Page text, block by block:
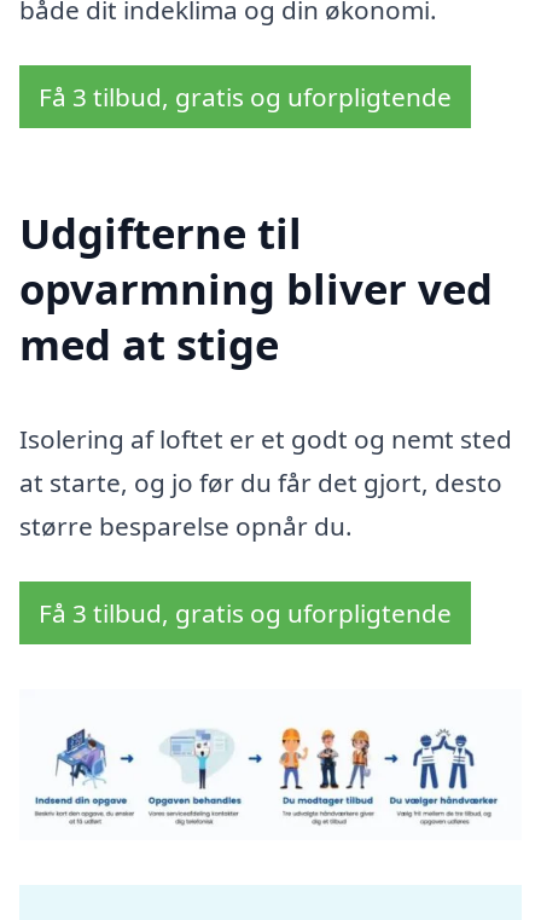
både dit indeklima og din økonomi.
Få 3 tilbud, gratis og uforpligtende
Udgifterne til
opvarmning bliver ved
med at stige
Isolering af loftet er et godt og nemt sted
at starte, og jo før du får det gjort, desto
større besparelse opnår du.
Få 3 tilbud, gratis og uforpligtende